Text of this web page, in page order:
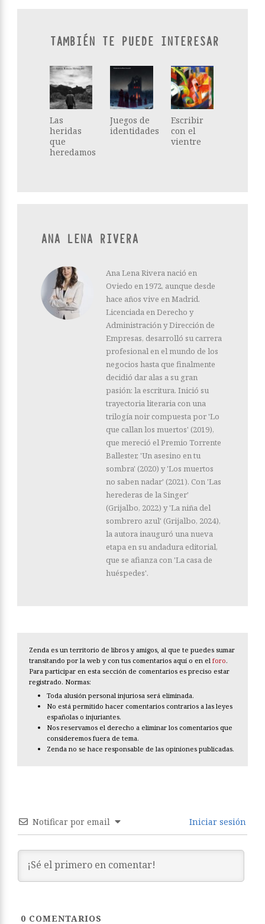
TAMBIÉN TE PUEDE INTERESAR
Las
heridas
que
heredamos
Juegos de
identidades
Escribir
con el
vientre
ANA LENA RIVERA
Ana Lena Rivera nació en
Oviedo en 1972, aunque desde
hace años vive en Madrid.
Licenciada en Derecho y
Administración y Dirección de
Empresas, desarrolló su carrera
profesional en el mundo de los
negocios hasta que finalmente
decidió dar alas a su gran
pasión: la escritura. Inició su
trayectoria literaria con una
trilogía noir compuesta por 'Lo
que callan los muertos' (2019),
que mereció el Premio Torrente
Ballester, 'Un asesino en tu
sombra' (2020) y 'Los muertos
no saben nadar' (2021). Con 'Las
herederas de la Singer'
(Grijalbo, 2022) y 'La niña del
sombrero azul' (Grijalbo, 2024),
la autora inauguró una nueva
etapa en su andadura editorial,
que se afianza con 'La casa de
huéspedes'.
Zenda es un territorio de libros y amigos, al que te puedes sumar
transitando por la web y con tus comentarios aquí o en el foro.
Para participar en esta sección de comentarios es preciso estar
registrado. Normas:
Toda alusión personal injuriosa será eliminada.
No está permitido hacer comentarios contrarios a las leyes
españolas o injuriantes.
Nos reservamos el derecho a eliminar los comentarios que
consideremos fuera de tema.
Zenda no se hace responsable de las opiniones publicadas.
Notificar por email Iniciar sesión
0 COMENTARIOS